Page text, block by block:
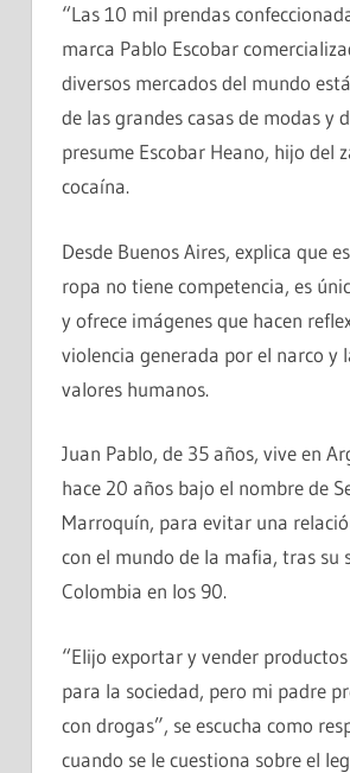
“Las 10 mil prendas
marca Pablo Escobar
diversos mercados del mundo
de las grandes casas de modas y
presume Escobar Heano, hijo del
cocaína.
Desde Buenos Aires, explica que
ropa no tiene competencia, es
y ofrece imágenes que hacen
violencia generada por el narco y
valores humanos.
Juan Pablo, de 35 años, vive en
hace 20 años bajo el nombre de
Marroquín, para evitar una
con el mundo de la mafia, tras su
Colombia en los 90.
“Elijo exportar y vender
para la sociedad, pero mi padre
con drogas”, se escucha como
cuando se le cuestiona sobre el